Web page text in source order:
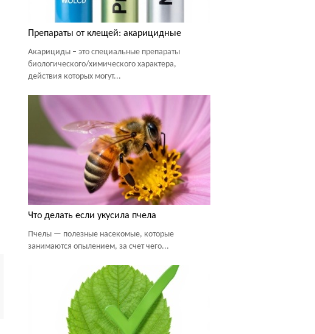
Препараты от клещей: акарицидные
Акарициды – это специальные препараты
биологического/химического характера,
действия которых могут...
Что делать если укусила пчела
Пчелы — полезные насекомые, которые
занимаются опылением, за счет чего...